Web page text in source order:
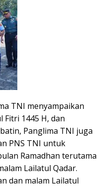
TNI menyampaikan
Fitri 1445 H, dan
Panglima TNI juga
PNS TNI untuk
Ramadhan terutama
Lailatul Qadar.
dan malam Lailatul